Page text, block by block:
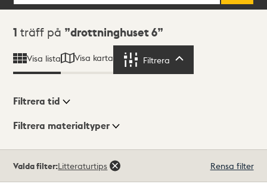
Sökresultat
1 träff på drottninghuset 6
Visa lista Visa karta Filtrera
Visningsläge
Filtrera tid
Filtrera materialtyper
träffar
Valda filter:Litteraturtips Rensa filter